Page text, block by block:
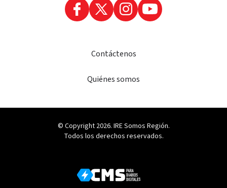
Contáctenos
Quiénes somos
© Copyright 2026. IRE Somos Región.
Todos los derechos reservados.